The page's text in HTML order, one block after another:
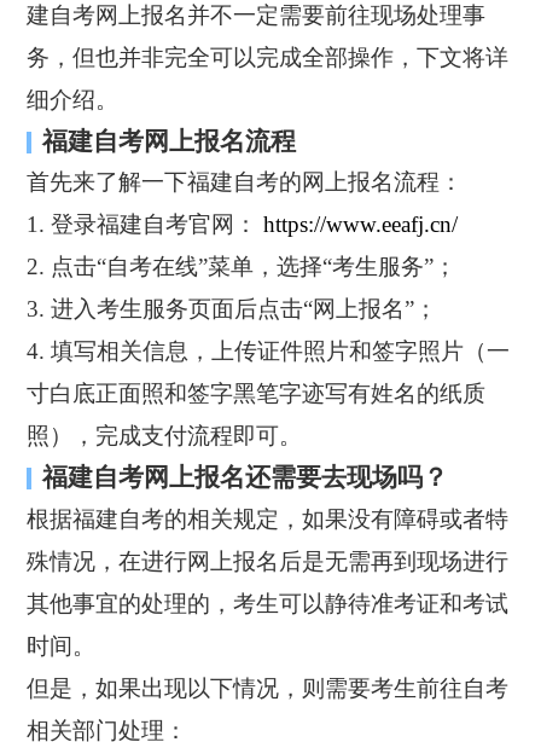
建自考网上报名并不一定需要前往现场处理事
务，但也并非完全可以完成全部操作，下文将详
细介绍。
福建自考网上报名流程
首先来了解一下福建自考的网上报名流程：
1. 登录福建自考官网：https://www.eeafj.cn/
2. 点击“自考在线”菜单，选择“考生服务”；
3. 进入考生服务页面后点击“网上报名”；
4. 填写相关信息，上传证件照片和签字照片（一
寸白底正面照和签字黑笔字迹写有姓名的纸质
照），完成支付流程即可。
福建自考网上报名还需要去现场吗？
根据福建自考的相关规定，如果没有障碍或者特
殊情况，在进行网上报名后是无需再到现场进行
其他事宜的处理的，考生可以静待准考证和考试
时间。
但是，如果出现以下情况，则需要考生前往自考
相关部门处理：